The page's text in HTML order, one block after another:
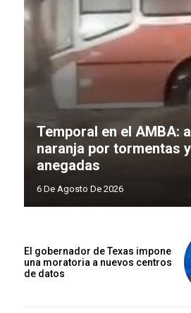
Temporal en el AMBA:
naranja por tormentas
anegadas
6 De Agosto De 2026
El gobernador de Texas impone
una moratoria a nuevos centros
de datos